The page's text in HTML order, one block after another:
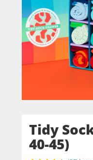
Tidy
40-45)